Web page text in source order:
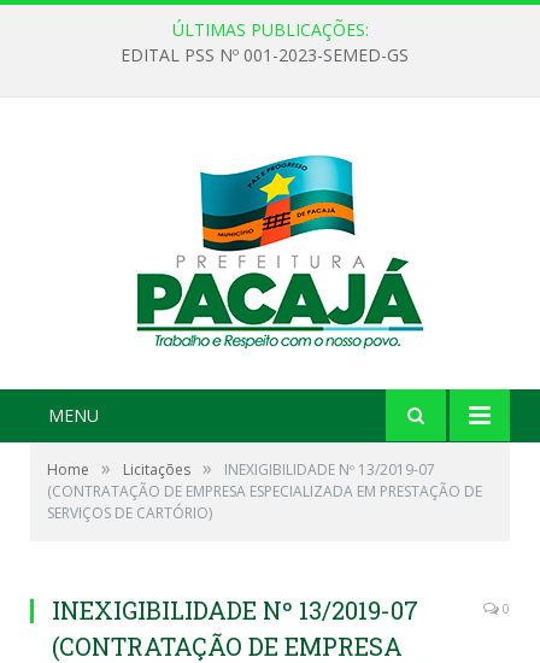
ÚLTIMAS PUBLICAÇÕES:
EDITAL PSS Nº 001-2023-SEMED-GS
MENU
Home » Licitações »
INEXIGIBILIDADE Nº 13/2019-07
(CONTRATAÇÃO DE EMPRESA ESPECIALIZADA EM PRESTAÇÃO DE
SERVIÇOS DE CARTÓRIO)
INEXIGIBILIDADE Nº 13/2019-07
(CONTRATAÇÃO DE EMPRESA
0